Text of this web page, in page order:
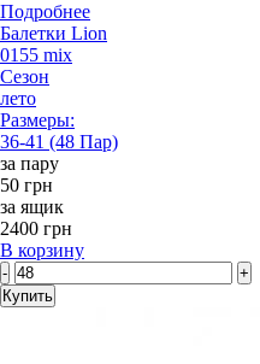
Подробнее
Балетки Lion
0155 mix
Сезон
лето
Размеры:
36-41 (48 Пар)
за пару
50 грн
за ящик
2400 грн
В корзину
-
+
Купить